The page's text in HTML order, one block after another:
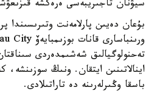
سيۋنان تاجىريبەسى ەرەكشە
بۇعان دەيىن پارلامەنت وتىرىسىندا
تەحنولوگيالىق شەشىمدەردى
اينالاتىنىن ايتقان. ونىڭ سوزىنشە،
باسقا وڭىرلەرىنە دە تاراتىلادى.